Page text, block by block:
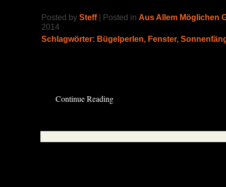
Posted by Steff| Posted in Aus Allem Möglichen
2014
Schlagwörter: Bügelperlen, Fenster,
Continue Reading